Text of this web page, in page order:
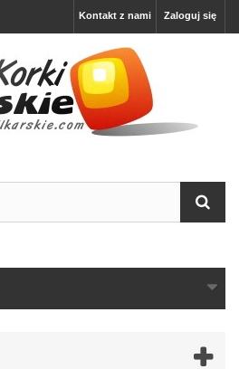
Zaloguj się
Kontakt z nami